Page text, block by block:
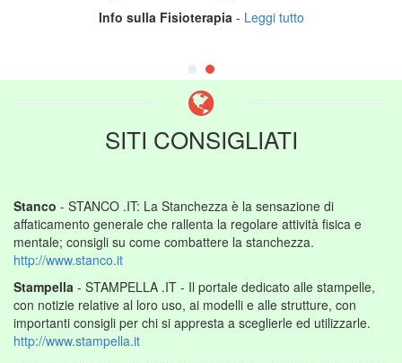
Info sulla Fisioterapia - Leggi tutto
SITI CONSIGLIATI
Stanco - STANCO .IT: La Stanchezza è la sensazione di
affaticamento generale che rallenta la regolare attività fisica e
mentale; consigli su come combattere la stanchezza.
http://www.stanco.it
Stampella - STAMPELLA .IT - Il portale dedicato alle stampelle,
con notizie relative al loro uso, ai modelli e alle strutture, con
importanti consigli per chi si appresta a sceglierle ed utilizzarle.
http://www.stampella.it